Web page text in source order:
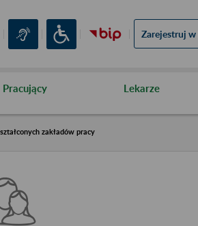
Zarejestruj w
Pracujący Lekarze
zakładów pracy